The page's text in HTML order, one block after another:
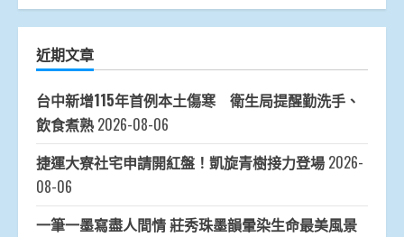
近期文章
台中新增115年首例本土傷寒 衛生局提醒勤洗手、
飲食煮熟 2026-08-06
捷運大寮社宅申請開紅盤！凱旋青樹接力登場 2026-
08-06
一筆一墨寫盡人間情 莊秀珠墨韻暈染生命最美風景